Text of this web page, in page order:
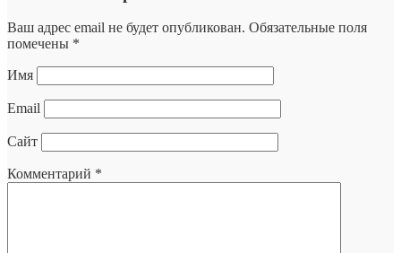
Ваш адрес email не будет опубликован. Обязательные поля
помечены *
Имя
Email
Сайт
Комментарий *